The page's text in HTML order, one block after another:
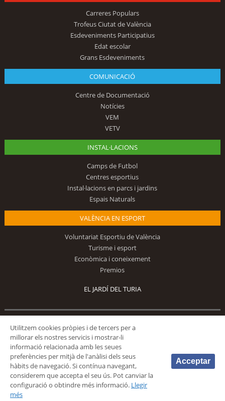
Carreres Populars
Trofeus Ciutat de València
Esdeveniments Participatius
Edat escolar
Grans Esdeveniments
COMUNICACIÓ
Centre de Documentació
Notícies
VEM
VETV
INSTAL·LACIONS
Camps de Futbol
Centres esportius
Instal·lacions en parcs i jardins
Espais Naturals
VALÈNCIA EN ESPORT
Voluntariat Esportiu de València
Turisme i esport
Econòmica i coneixement
Premios
EL JARDÍ DEL TURIA
© 2026 Fundación Deportiva Municipal Valencia |AVÍS LEGAL
Utilitzem cookies pròpies i de tercers per a
millorar els nostres servicis i mostrar-li
informació relacionada amb les seues
preferències per mitjà de l'anàlisi dels seus
hàbits de navegació. Si contínua navegant,
considerem que accepta el seu ús. Pot canviar la
configuració o obtindre més informació. Llegir
més
Acceptar